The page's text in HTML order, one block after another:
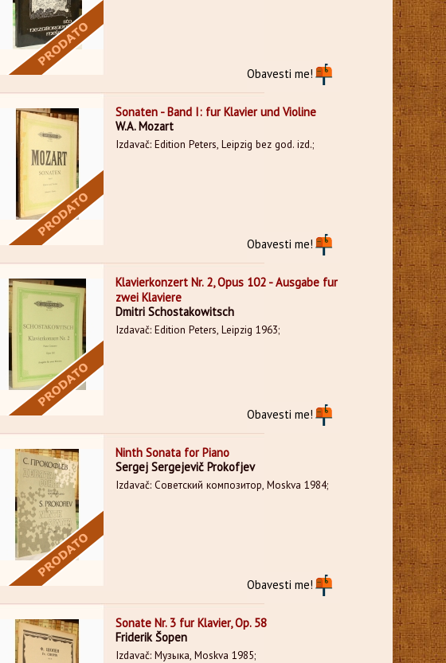
Obavesti me!
Sonaten - Band I: fur Klavier und Violine
W.A. Mozart
Izdavač: Edition Peters, Leipzig bez god. izd.;
Obavesti me!
Klavierkonzert Nr. 2, Opus 102 - Ausgabe fur
zwei Klaviere
Dmitri Schostakowitsch
Izdavač: Edition Peters, Leipzig 1963;
Obavesti me!
Ninth Sonata for Piano
Sergej Sergejevič Prokofjev
Izdavač: Советский композитор, Moskva 1984;
Obavesti me!
Sonate Nr. 3 fur Klavier, Op. 58
Friderik Šopen
Izdavač: Музыка, Moskva 1985;